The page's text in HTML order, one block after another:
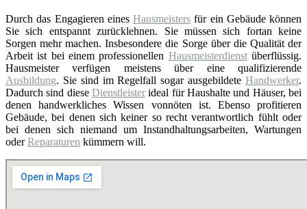
Durch das Engagieren eines Hausmeisters für ein Gebäude können
Sie sich entspannt zurücklehnen. Sie müssen sich fortan keine
Sorgen mehr machen. Insbesondere die Sorge über die Qualität der
Arbeit ist bei einem professionellen Hausmeisterdienstüberflüssig.
Hausmeister verfügen meistens über eine qualifizierende
Ausbildung. Sie sind im Regelfall sogar ausgebildete Handwerker.
Dadurch sind diese Dienstleister ideal für Haushalte und Häuser, bei
denen handwerkliches Wissen vonnöten ist. Ebenso profitieren
Gebäude, bei denen sich keiner so recht verantwortlich fühlt oder
bei denen sich niemand um Instandhaltungsarbeiten, Wartungen
oderReparaturen kümmern will.